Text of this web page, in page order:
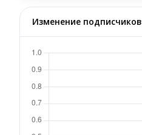
Изменение подписчиков